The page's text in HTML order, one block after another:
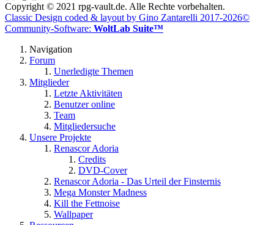
Copyright © 2021 rpg-vault.de. Alle Rechte vorbehalten.
Classic Design coded & layout by Gino Zantarelli 2017-2026©
Community-Software: WoltLab Suite™
Navigation
Forum
Unerledigte Themen
Mitglieder
Letzte Aktivitäten
Benutzer online
Team
Mitgliedersuche
Unsere Projekte
Renascor Adoria
Credits
DVD-Cover
Renascor Adoria - Das Urteil der Finsternis
Mega Monster Madness
Kill the Fettnoise
Wallpaper